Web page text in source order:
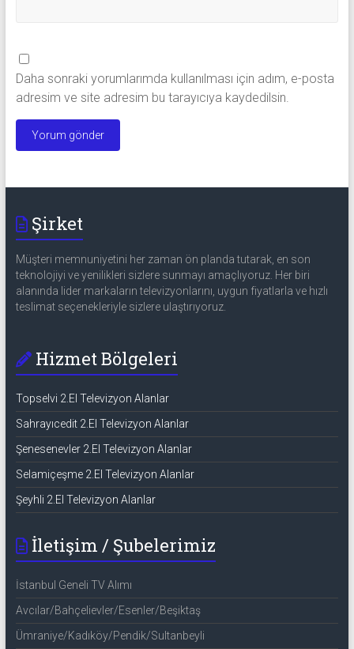
Daha sonraki yorumlarımda kullanılması için adım, e-posta
adresim ve site adresim bu tarayıcıya kaydedilsin.
Şirket
Müşteri memnuniyetini her zaman ön planda tutarak, en son
teknolojiyi ve yenilikleri sizlere sunmayı amaçlıyoruz. Her biri
alanında lider markaların televizyonlarını, uygun fiyatlarla ve hızlı
teslimat seçenekleriyle sizlere ulaştırıyoruz.
Hizmet Bölgeleri
Topselvi 2.El Televizyon Alanlar
Sahrayıcedit 2.El Televizyon Alanlar
Şenesenevler 2.El Televizyon Alanlar
Selamiçeşme 2.El Televizyon Alanlar
Şeyhli 2.El Televizyon Alanlar
İletişim / Şubelerimiz
İstanbul Geneli TV Alımı
Avcılar/Bahçelievler/Esenler/Beşiktaş
Ümraniye/Kadıköy/Pendik/Sultanbeyli